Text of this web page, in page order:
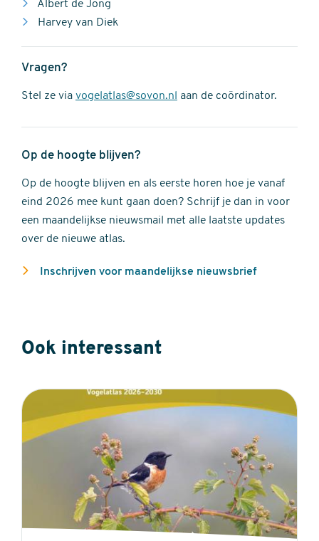
Albert de Jong
Harvey van Diek
Vragen?
Stel ze via vogelatlas@sovon.nl aan de coördinator.
Op de hoogte blijven?
Op de hoogte blijven en als eerste horen hoe je vanaf
eind 2026 mee kunt gaan doen? Schrijf je dan in voor
een maandelijkse nieuwsmail met alle laatste updates
over de nieuwe atlas.
Inschrijven voor maandelijkse nieuwsbrief
Ook interessant